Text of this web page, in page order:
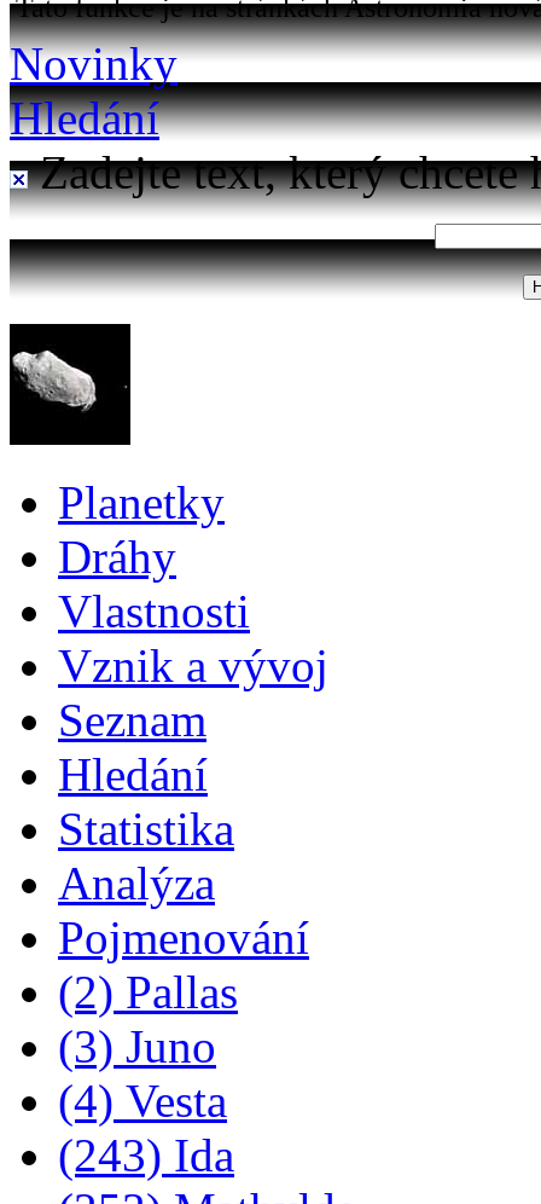
Tato funkce je na stránkách Astronomia
Novinky
Hledání
Zadejte text, který chcete
Planetky
Dráhy
Vlastnosti
Vznik a vývoj
Seznam
Hledání
Statistika
Analýza
Pojmenování
(2) Pallas
(3) Juno
(4) Vesta
(243) Ida